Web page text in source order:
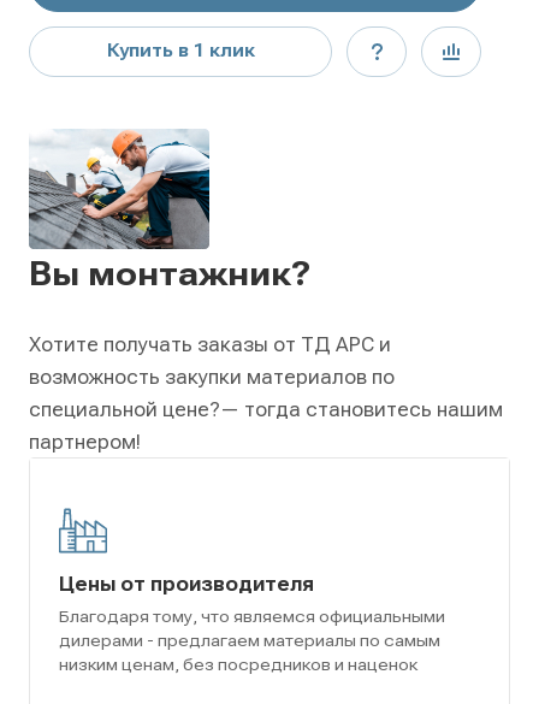
Купить в 1 клик
Вы монтажник?
Хотите получать заказы от ТД АРС и
возможность закупки материалов по
специальной цене?— тогда становитесь нашим
партнером!
Цены от производителя
Благодаря тому, что являемся официальными
дилерами - предлагаем материалы по самым
низким ценам, без посредников и наценок